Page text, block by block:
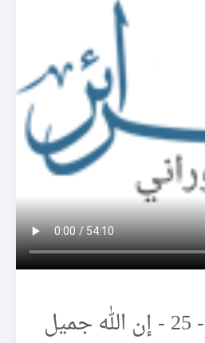
سيرة الإمام الحسين عليه السلام قبل كربلاء - 25 - إن الله جميل